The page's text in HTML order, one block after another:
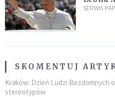
SERWIS
SKOMENTUJ
Kraków: Dzień Ludzi Bezdomnych
stereotypów